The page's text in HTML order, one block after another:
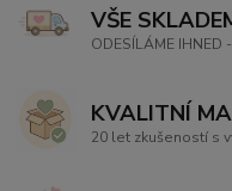
VŠE
ODESÍLÁME IHNED
KVALITNÍ
20 let zkušeností s